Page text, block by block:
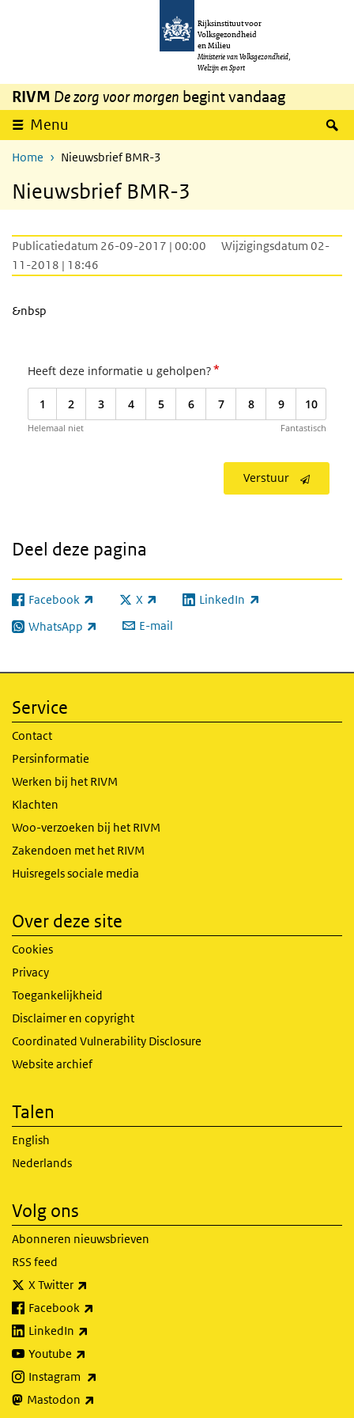
Overslaan en naar de inhoud gaan
Rijksinstituut voor
Volksgezondheid
en Milieu
Ministerie van Volksgezondheid,
Welzijn en Sport
RIVM De zorg voor morgen begint vandaag
Menu
Home Nieuwsbrief BMR-3
Nieuwsbrief BMR-3
Publicatiedatum 26-09-2017 | 00:00
Wijzigingsdatum 02-
11-2018 | 18:46
&nbsp
Heeft deze informatie u geholpen?*
1 2 3 4 5 6 7 8 9 10
Helemaal niet Fantastisch
Verstuur
Deel deze pagina
Facebook
(externe link) X
(externe link) LinkedIn
(externe link)
WhatsApp
(externe link) E-mail
Service
Contact
Persinformatie
Werken bij het RIVM
Klachten
Woo-verzoeken bij het RIVM
Zakendoen met het RIVM
Huisregels sociale media
Over deze site
Cookies
Privacy
Toegankelijkheid
Disclaimer en copyright
Coordinated Vulnerability Disclosure
Website archief
Talen
English
Nederlands
Volg ons
Abonneren nieuwsbrieven
RSS feed
X Twitter
Facebook
LinkedIn
Youtube
Instagram
Mastodon